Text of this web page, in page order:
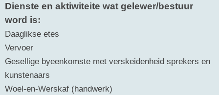
Dienste en aktiwiteite wat gelewer/bestuur
word is:
Daaglikse etes
Vervoer
Gesellige byeenkomste met verskeidenheid sprekers en
kunstenaars
Woel-en-Werskaf (handwerk)